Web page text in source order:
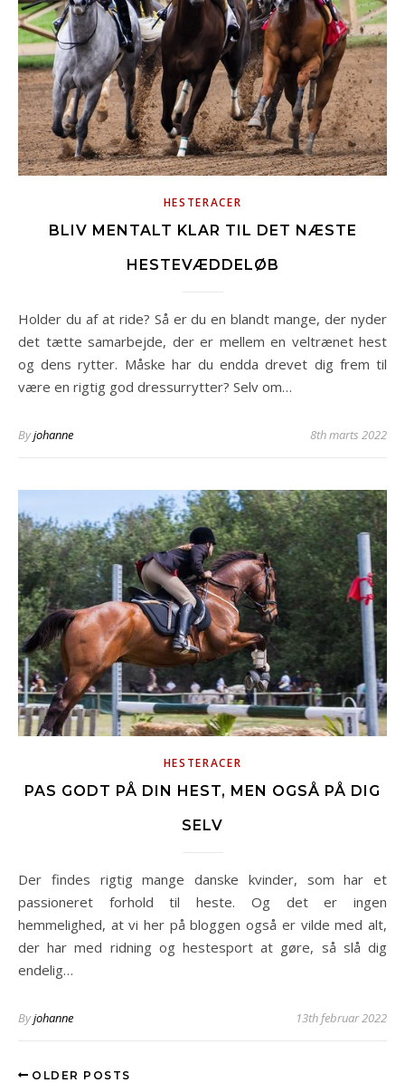
HESTERACER
BLIV MENTALT KLAR TIL DET NÆSTE
HESTEVÆDDELØB
Holder du af at ride? Så er du en blandt mange, der nyder
det tætte samarbejde, der er mellem en veltrænet hest
og dens rytter. Måske har du endda drevet dig frem til
være en rigtig god dressurrytter? Selv om…
Byjohanne 8th marts 2022
HESTERACER
PAS GODT PÅ DIN HEST, MEN OGSÅ PÅ DIG
SELV
Der findes rigtig mange danske kvinder, som har et
passioneret forhold til heste. Og det er ingen
hemmelighed, at vi her på bloggen også er vilde med alt,
der har med ridning og hestesport at gøre, så slå dig
endelig…
Byjohanne 13th februar 2022
OLDER POSTS